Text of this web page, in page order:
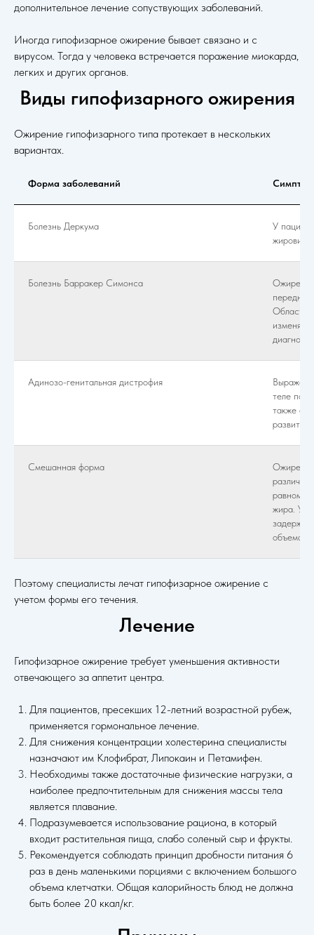
дополнительное лечение сопуствующих заболеваний.
Иногда гипофизарное ожирение бывает связано и с
вирусом. Тогда у человека встречается поражение миокарда,
легких и других органов.
Виды гипофизарного ожирения
Ожирение гипофизарного типа протекает в нескольких
вариантах.
Форма заболеваний
Болезнь Деркума
У
жировики
Болезнь Барракер Симонса
Область
Адинозо-генитальная дистрофия
теле по
также
развития.
Смешанная форма
жира. У
объема
Поэтому специалисты лечат гипофизарное ожирение с
учетом формы его течения.
Лечение
Гипофизарное ожирение требует уменьшения активности
отвечающего за аппетит центра.
Для пациентов, пресекших 12-летний возрастной рубеж,
применяется гормональное лечение.
Для снижения концентрации холестерина специалисты
назначают им Клофибрат, Липокаин и Петамифен.
Необходимы также достаточные физические нагрузки, а
наиболее предпочтительным для снижения массы тела
является плавание.
Подразумевается использование рациона, в который
входит растительная пища, слабо соленый сыр и фрукты.
Рекомендуется соблюдать принцип дробности питания 6
раз в день маленькими порциями с включением большого
объема клетчатки. Общая калорийность блюд не должна
быть более 20 ккал/кг.
РЕЗУЛЬТАТЫ
БАРИАРТРИЧЕСКОЙ